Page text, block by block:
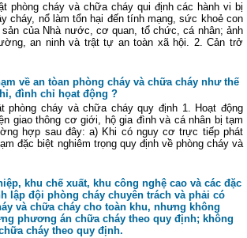
phòng cháy và chữa cháy qui định các hành vi bị
cháy, nổ làm tổn hại đến tính mạng, sức khoẻ con
của Nhà nước, cơ quan, tổ chức, cá nhân; ảnh
an ninh và trật tự an toàn xã hội. 2. Cản trở
về an tòan phòng cháy và chữa cháy như thế
đình chỉ họat động ?
phòng cháy và chữa cháy quy định 1. Hoạt động
giao thông cơ giới, hộ gia đình và cá nhân bị tạm
hợp sau đây: a) Khi có nguy cơ trực tiếp phát
đặc biệt nghiêm trọng quy định về phòng cháy và
khu chế xuất, khu công nghệ cao và các đặc
lập đội phòng cháy chuyên trách và phải có
và chữa cháy cho toàn khu, nhưng không
phương án chữa cháy theo quy định; không
cháy theo quy định.